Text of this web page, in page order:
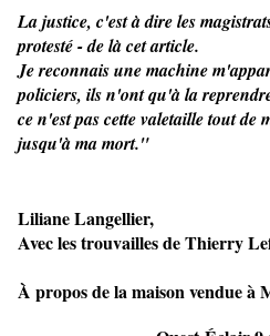
La justice, c'est à dire les
protesté - de là cet article.
Je reconnais une machine
policiers, ils n'ont qu'à la
ce n'est pas cette valetaille tout de
jusqu'à ma mort."
Liliane Langellier,
Avec les trouvailles de Thierry
À propos de la maison vendue à